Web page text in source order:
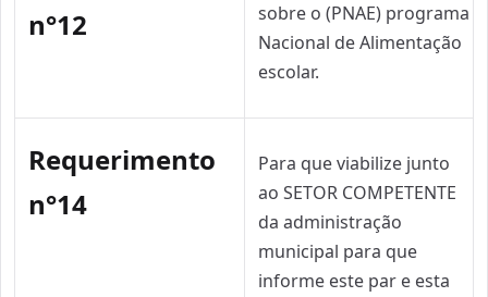
n°12
sobre o (PNAE) programa
Nacional de Alimentação
escolar.
Requerimento
n°14
Para que viabilize junto
ao SETOR COMPETENTE
da administração
municipal para que
informe este par e esta